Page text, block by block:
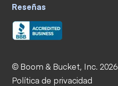
Reseñas
© Boom & Bucket, Inc. 2026
Política de privacidad